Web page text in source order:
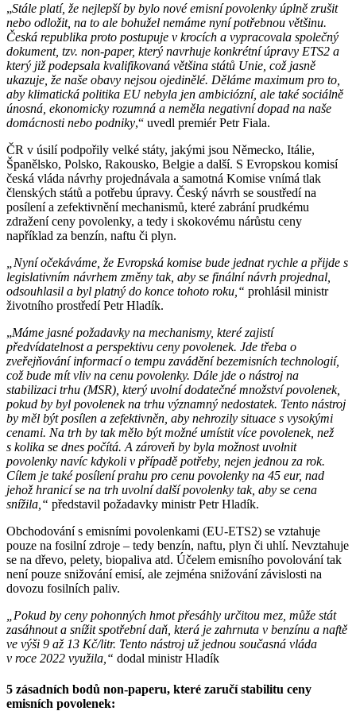
„Stále platí, že nejlepší by bylo nové emisní povolenky úplně zrušit
nebo odložit, na to ale bohužel nemáme nyní potřebnou většinu.
Česká republika proto postupuje v krocích a vypracovala společný
dokument, tzv. non-paper, který navrhuje konkrétní úpravy ETS2 a
který již podepsala kvalifikovaná většina států Unie, což jasně
ukazuje, že naše obavy nejsou ojedinělé. Děláme maximum pro to,
aby klimatická politika EU nebyla jen ambiciózní, ale také sociálně
únosná, ekonomicky rozumná a neměla negativní dopad na naše
domácnosti nebo podniky,“ uvedl premiér Petr Fiala.
ČR v úsilí podpořily velké státy, jakými jsou Německo, Itálie,
Španělsko, Polsko, Rakousko, Belgie a další. S Evropskou komisí
česká vláda návrhy projednávala a samotná Komise vnímá tlak
členských států a potřebu úpravy. Český návrh se soustředí na
posílení a zefektivnění mechanismů, které zabrání prudkému
zdražení ceny povolenky, a tedy i skokovému nárůstu ceny
například za benzín, naftu či plyn.
„Nyní očekáváme, že Evropská komise bude jednat rychle a přijde s
legislativním návrhem změny tak, aby se finální návrh projednal,
odsouhlasil a byl platný do konce tohoto roku,“ prohlásil ministr
životního prostředí Petr Hladík.
„Máme jasné požadavky na mechanismy, které zajistí
předvídatelnost a perspektivu ceny povolenek. Jde třeba o
zveřejňování informací o tempu zavádění bezemisních technologií,
což bude mít vliv na cenu povolenky. Dále jde o nástroj na
stabilizaci trhu (MSR), který uvolní dodatečné množství povolenek,
pokud by byl povolenek na trhu významný nedostatek. Tento nástroj
by měl být posílen a zefektivněn, aby nehrozily situace s vysokými
cenami. Na trh by tak mělo být možné umístit více povolenek, než
s kolika se dnes počítá. A zároveň by byla možnost uvolnit
povolenky navíc kdykoli v případě potřeby, nejen jednou za rok.
Cílem je také posílení prahu pro cenu povolenky na 45 eur, nad
jehož hranicí se na trh uvolní další povolenky tak, aby se cena
snížila,“ představil požadavky ministr Petr Hladík.
Obchodování s emisními povolenkami (EU-ETS2) se vztahuje
pouze na fosilní zdroje – tedy benzín, naftu, plyn či uhlí. Nevztahuje
se na dřevo, pelety, biopaliva atd. Účelem emisního povolování tak
není pouze snižování emisí, ale zejména snižování závislosti na
dovozu fosilních paliv.
„Pokud by ceny pohonných hmot přesáhly určitou mez, může stát
zasáhnout a snížit spotřební daň, která je zahrnuta v benzínu a naftě
ve výši 9 až 13 Kč/litr. Tento nástroj už jednou současná vláda
v roce 2022 využila,“ dodal ministr Hladík
5 zásadních bodů non-paperu, které zaručí stabilitu ceny
emisních povolenek: